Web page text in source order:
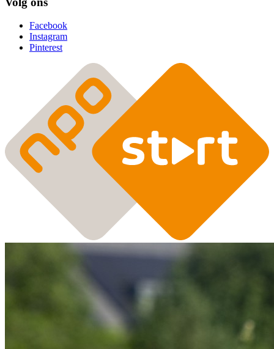
Facebook
Instagram
Pinterest